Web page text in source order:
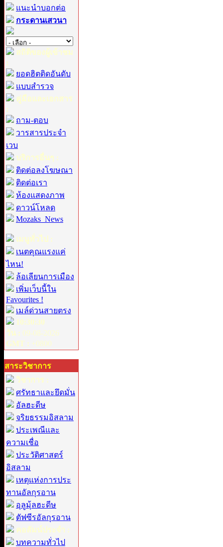
แนะนำบอกต่อ
กระดานเสวนา
สถิติของผู้เข้าชม
:
ยอดฮิตติดอันดับ
แบบสำรวจ
คู่มือและเอกสาร
:
ถาม-ตอบ
วารสารประจำ
เวบ
บริการอื่นๆ :
ติดต่อลงโฆษณา
ติดต่อเรา
ห้องแสดงภาพ
ดาวน์โหลด
Mozaks_News
เมนูทั่วไป :
เนตคุณแรงแค่
ไหน!
ล้อเลียนการเมือง
เพิ่มเว็บนี้ใน
Favourites !
เมล์ด่วนสายตรง
10:30:30
วัน : 09-08-2026
GMT : +0800
สาระวิชาการ
วิชาการ :
ศรัทธาและยึดมั่น
อัลฮะดีษ
จริยธรรมอิสลาม
ประเพณีและ
ความเชื่อ
ประวัติศาสตร์
อิสลาม
เหตุแห่งการประ
ทานอัลกุรอาน
อุลูมุ้ลฮะดีษ
ตัฟซีรอัลกุรอาน
คอลัมน์ประจำ :
บทความทั่วไป